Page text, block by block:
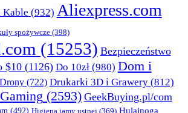
Kable (932) Aliexpress.com
spożywcze(398)
(15253) Bezpieczeństwo
$10(1126) Do 10zł(980) Dom i
Drony(722) Drukarki 3D i Grawery(812)
(2593) GeekBuying.pl/com
(492) Higiena jamy ustnej (369) Hulajnoga